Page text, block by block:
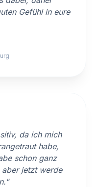
Gefühl in eure
da ich mich
habe,
schon ganz
jetzt werde